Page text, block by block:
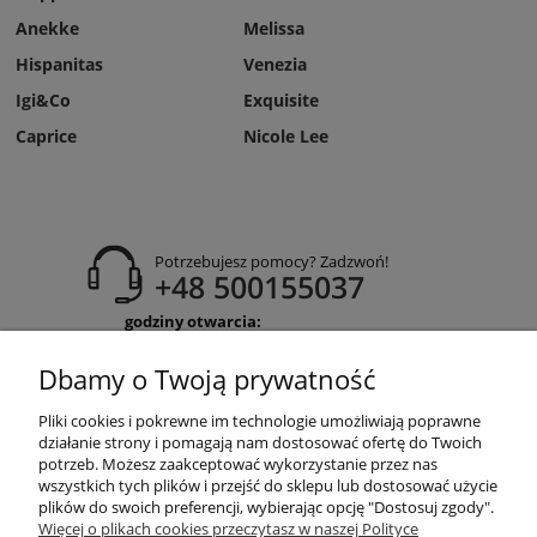
Anekke
Hispanitas
Igi&Co
Caprice
Melissa
Venezia
Exquisite
Nicole Lee
Potrzebujesz pomocy? Zadzwoń!
+48 500155037
godziny otwarcia:
obuwiehigo@gmail.com
WARUNKI ZAKUPÓW
MOJE KONTO
Dbamy o Twoją prywatność
Pliki cookies i pokrewne im technologie umożliwiają poprawne
działanie strony i pomagają nam dostosować ofertę do Twoich
potrzeb. Możesz zaakceptować wykorzystanie przez nas
wszystkich tych plików i przejść do sklepu lub dostosować użycie
plików do swoich preferencji, wybierając opcję "Dostosuj zgody".
Więcej o plikach cookies przeczytasz w naszej Polityce